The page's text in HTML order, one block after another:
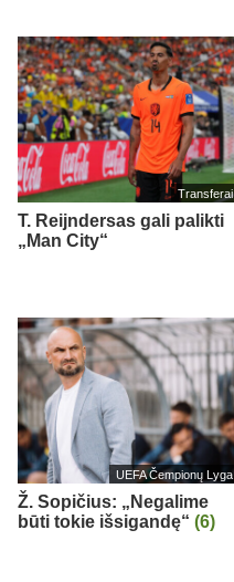
Transferai
T. Reijndersas gali palikti
„Man City“
UEFA Čempionų Lyga
Ž. Sopičius: „Negalime
būti tokie išsigandę“ (6)